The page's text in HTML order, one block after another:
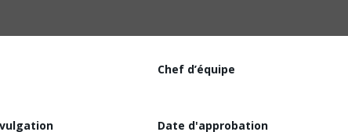
Chef d’équipe
Date d'approbation